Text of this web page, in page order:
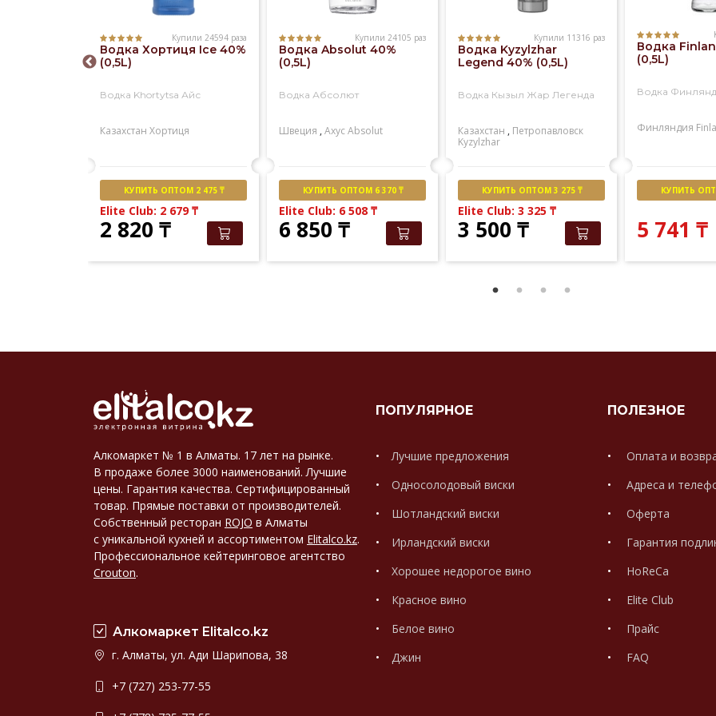
Купили 24594 раза
Водка Хортиця Ice 40%
(0,5L)
Водка Khortytsa Айс
Казахстан Хортиця
КУПИТЬ ОПТОМ 2 475 ₸
Elite Club: 2 679₸
2 820 ₸
Купили 24105 раз
Водка Absolut 40%
(0,5L)
Водка Абсолют
Швеция , АхусAbsolut
КУПИТЬ ОПТОМ 6 370 ₸
Elite Club: 6 508 ₸
6 850 ₸
Купили 11316 раз
Водка Kyzylzhar
Legend 40% (0,5L)
Водка Кызыл Жар Легенда
Казахстан , Петропавловск
Kyzylzhar
КУПИТЬ ОПТОМ 3 275 ₸
Elite Club: 3 325 ₸
3 500 ₸
Водка
(0,5L)
Водка
Финляндия
КУПИТЬ
5 741 ₸
Алкомаркет № 1 в Алматы. 17 лет на рынке.
В продаже более 3000 наименований. Лучшие
цены. Гарантия качества. Сертифицированный
товар. Прямые поставки от производителей.
Собственный ресторан ROJO в Алматы
с уникальной кухней и ассортиментом Elitalco.kz.
Профессиональное кейтеринговое агентство
Crouton.
Алкомаркет Elitalco.kz
г. Алматы, ул. Ади Шарипова, 38
+7 (727) 253-77-55
ПОПУЛЯРНОЕ
Лучшие предложения
Односолодовый виски
Шотландский виски
Ирландский виски
Хорошее недорогое вино
Красное вино
Белое вино
Джин
ПОЛЕЗНОЕ
Оплата и
Адреса и
Оферта
Гарантия
HoReCa
Elite Club
Прайс
FAQ